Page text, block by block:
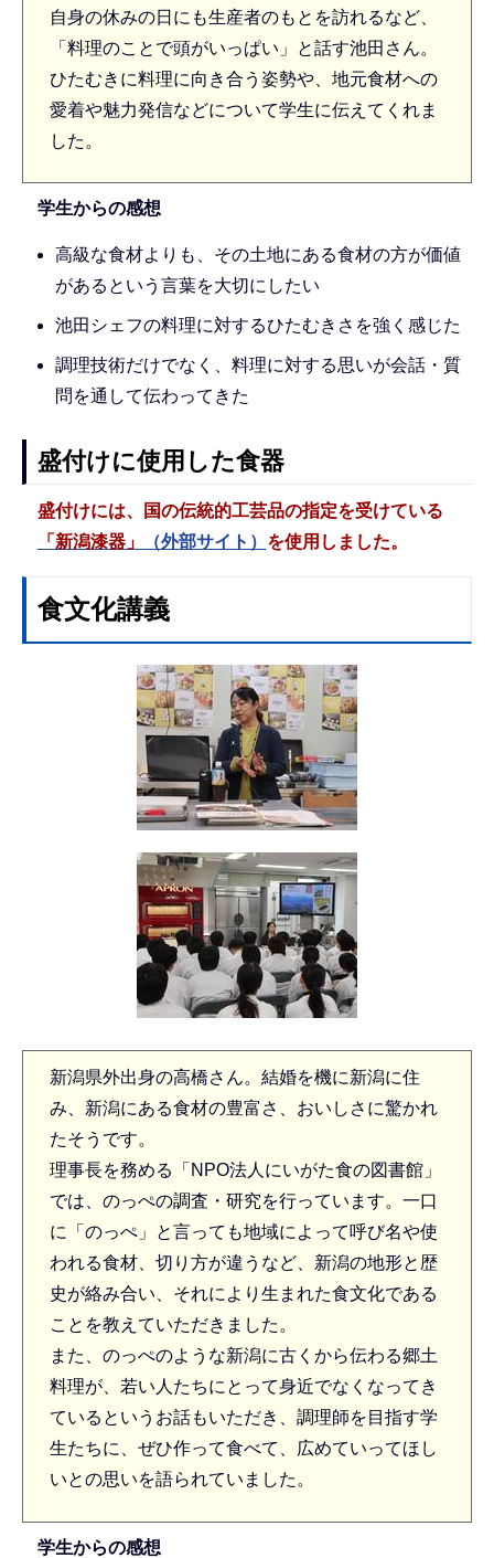
自身の休みの日にも生産者のもとを訪れるなど、
「料理のことで頭がいっぱい」と話す池田さん。
ひたむきに料理に向き合う姿勢や、地元食材への
愛着や魅力発信などについて学生に伝えてくれま
した。
学生からの感想
高級な食材よりも、その土地にある食材の方が価値
があるという言葉を大切にしたい
池田シェフの料理に対するひたむきさを強く感じた
調理技術だけでなく、料理に対する思いが会話・質
問を通して伝わってきた
盛付けに使用した食器
盛付けには、国の伝統的工芸品の指定を受けている
「新潟漆器」
（外部サイト） を使用しました。
食文化講義
新潟県外出身の高橋さん。結婚を機に新潟に住
み、新潟にある食材の豊富さ、おいしさに驚かれ
たそうです。
理事長を務める「NPO法人にいがた食の図書館」
では、のっぺの調査・研究を行っています。一口
に「のっぺ」と言っても地域によって呼び名や使
われる食材、切り方が違うなど、新潟の地形と歴
史が絡み合い、それにより生まれた食文化である
ことを教えていただきました。
また、のっぺのような新潟に古くから伝わる郷土
料理が、若い人たちにとって身近でなくなってき
ているというお話もいただき、調理師を目指す学
生たちに、ぜひ作って食べて、広めていってほし
いとの思いを語られていました。
学生からの感想